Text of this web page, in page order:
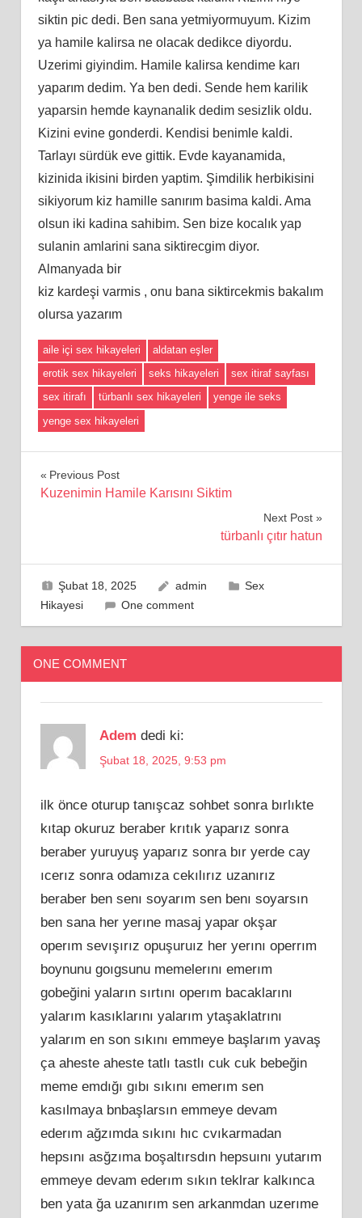
siktin pic dedi. Ben sana yetmiyormuyum. Kizim
ya hamile kalirsa ne olacak dedikce diyordu.
Uzerimi giyindim. Hamile kalirsa kendime karı
yaparım dedim. Ya ben dedi. Sende hem karilik
yaparsin hemde kaynanalik dedim sesizlik oldu.
Kizini evine gonderdi. Kendisi benimle kaldi.
Tarlayı sürdük eve gittik. Evde kayanamida,
kizinida ikisini birden yaptim. Şimdilik herbikisini
sikiyorum kiz hamille sanırım basima kaldi. Ama
olsun iki kadina sahibim. Sen bize kocalık yap
sulanin amlarini sana siktirecgim diyor.
Almanyada bir
kiz kardeşi varmis , onu bana siktircekmis bakalım
olursa yazarım
aile içi sex hikayeleri
aldatan eşler
erotik sex hikayeleri
seks hikayeleri
sex itiraf sayfası
sex itirafı
türbanlı sex hikayeleri
yenge ile seks
yenge sex hikayeleri
Yazı
Previous Post
Kuzenimin Hamile Karısını Siktim
Next Post
türbanlı çıtır hatun
Şubat 18, 2025 admin
Sex
Hikayesi
One comment
ONE COMMENT
Adem dedi ki:
Şubat 18, 2025, 9:53 pm
ilk önce oturup tanışcaz sohbet sonra bırlıkte
kıtap okuruz beraber krıtık yaparız sonra
beraber yuruyuş yaparız sonra bır yerde cay
ıcerız sonra odamıza cekılırız uzanırız
beraber ben senı soyarım sen benı soyarsın
ben sana her yerıne masaj yapar okşar
operım sevışırız opuşuruız her yerını operrım
boynunu goıgsunu memelerını emerım
gobeğini yaların sırtını operım bacaklarını
yalarım kasıklarını yalarım ytaşaklatrını
yalarım en son sıkını emmeye başlarım yavaş
ça aheste aheste tatlı tastlı cuk cuk bebeğin
meme emdığı gıbı sıkını emerım sen
kasılmaya bnbaşlarsın emmeye devam
ederım ağzımda sıkını hıc cvıkarmadan
hepsını asğzıma boşaltırsdın hepsuını yutarım
emmeye devam ederım sıkın teklrar kalkınca
ben yata ğa uzanırım sen arkanmdan uzerıme